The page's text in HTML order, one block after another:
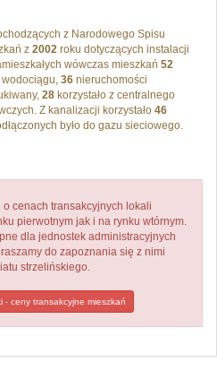
z Narodowego Spisu
z 2002 roku dotyczących instalacji
wówczas mieszkań 52
wodociągu, 36 nieruchomości
28 korzystało z centralnego
Z kanalizacji korzystało 46
było do gazu sieciowego.
cenach transakcyjnych lokali
pierwotnym jak i na rynku wtórnym.
dla jednostek administracyjnych
do zapoznania się z nimi
strzelińskiego.
- ceny transakcyjne mieszkań